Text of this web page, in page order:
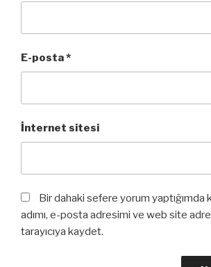
E-posta*
İnternet sitesi
Bir dahaki sefere yorum yaptığımda
adımı, e-posta adresimi ve web site
tarayıcıya kaydet.